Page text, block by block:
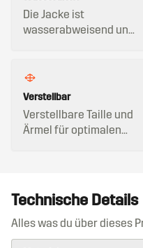
Die Jacke ist
wasserabweisend und
Verstellbar
Verstellbare Taille und
Ärmel für optimalen
Technische Details
Alles was du über dieses